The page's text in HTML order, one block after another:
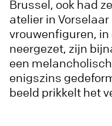
Brussel, ook had
atelier in
vrouwenfiguren,
neergezet, zijn
een
enigszins
beeld prikkelt het